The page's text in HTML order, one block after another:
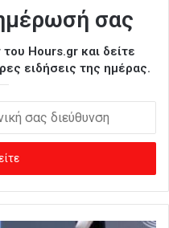
σας
Hours.gr και δείτε
ειδήσεις της ημέρας.